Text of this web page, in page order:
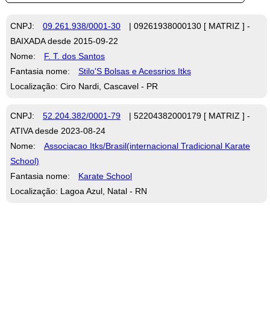
CNPJ: 09.261.938/0001-30
| 09261938000130 [ MATRIZ ] -
BAIXADA desde 2015-09-22
Nome:
F. T. dos Santos
Fantasia nome:
Stilo'S Bolsas e Acessrios Itks
Localização: Ciro Nardi, Cascavel - PR
CNPJ: 52.204.382/0001-79
| 52204382000179 [ MATRIZ ] -
ATIVA desde 2023-08-24
Nome:
Associacao Itks/Brasil(internacional Tradicional Karate
School)
Fantasia nome:
Karate School
Localização: Lagoa Azul, Natal - RN